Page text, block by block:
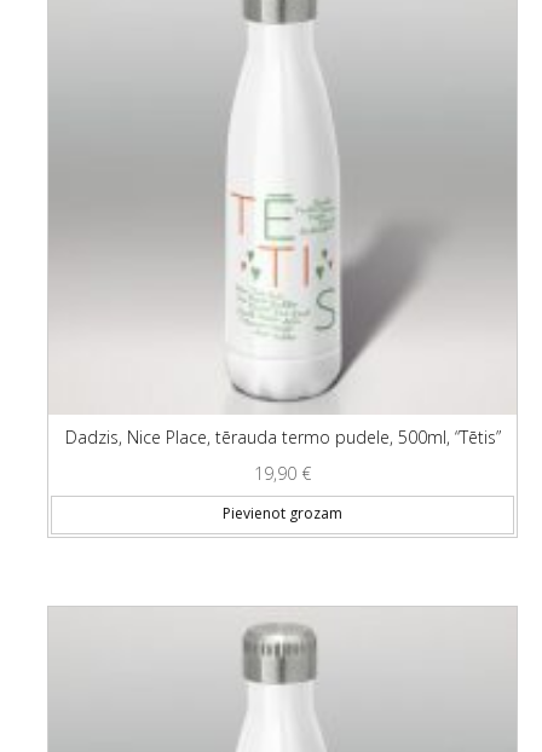
Dadzis, Nice Place, tērauda termo pudele, 500ml, “Tētis”
19,90 €
Pievienot grozam